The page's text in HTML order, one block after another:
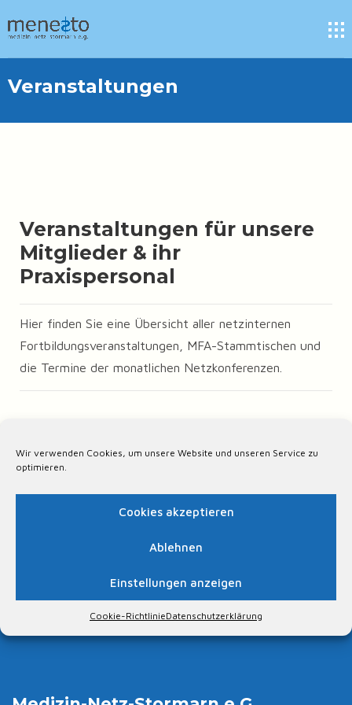
Wir verwenden Cookies, um unsere Website und unseren Service zu
optimieren.
Cookies akzeptieren
Ablehnen
Einstellungen anzeigen
Cookie-RichtlinieDatenschutzerklärung
Veranstaltungen
Veranstaltungen für unsere
Mitglieder & ihr
Praxispersonal
Hier finden Sie eine Übersicht aller netzinternen
Fortbildungsveranstaltungen, MFA-Stammtischen und
die Termine der monatlichen Netzkonferenzen.
Veranstaltungen terminiert. Wir
informieren Sie in Kürze an dieser